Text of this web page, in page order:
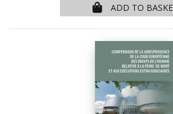
ADD TO